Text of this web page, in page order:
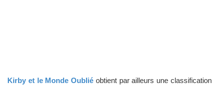
Kirby et le Monde Oublié obtient par ailleurs une classification